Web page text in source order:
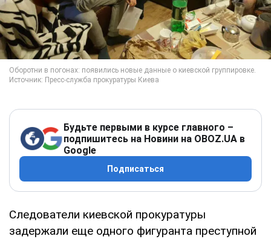
Будьте первыми в курсе главного –
подпишитесь на Новини на OBOZ.UA в
Google
Подписаться
Следователи киевской прокуратуры
задержали еще одного фигуранта преступной